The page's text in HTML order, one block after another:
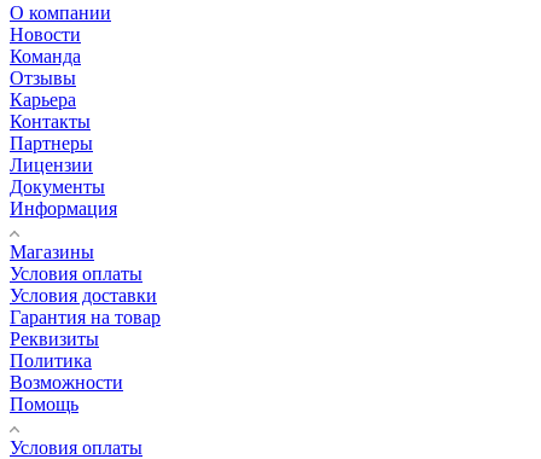
О компании
Новости
Команда
Отзывы
Карьера
Контакты
Партнеры
Лицензии
Документы
Информация
Магазины
Условия оплаты
Условия доставки
Гарантия на товар
Реквизиты
Политика
Возможности
Помощь
Условия оплаты